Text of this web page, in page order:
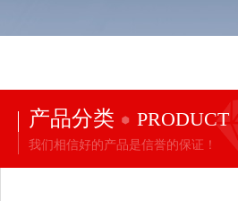
产品分类 PRODUCT
我们相信好的产品是信誉的保证！